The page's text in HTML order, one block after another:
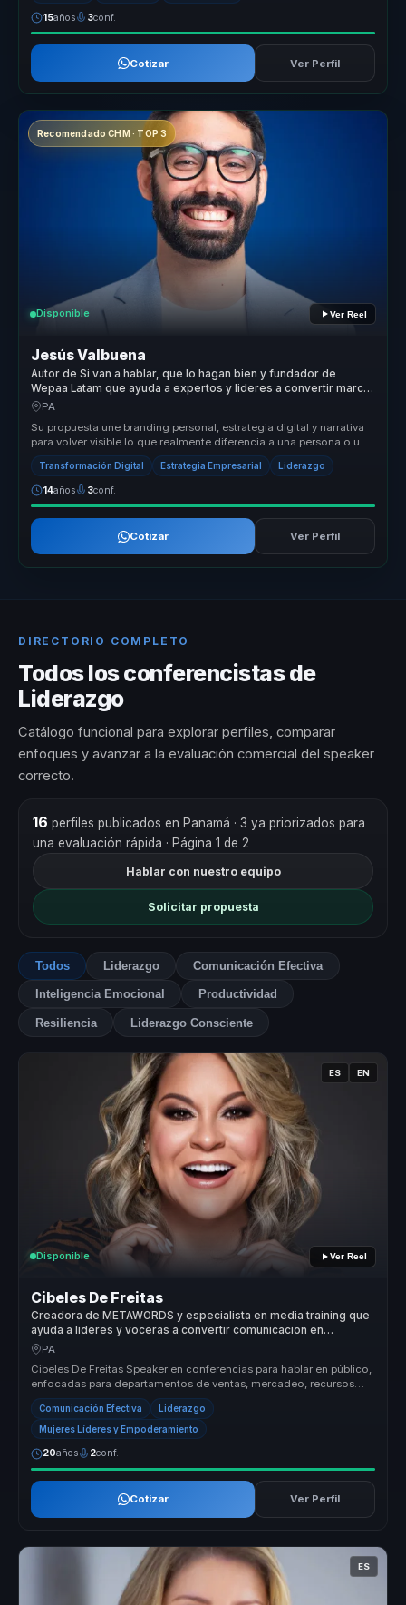
15años 3conf.
Cotizar Ver Perfil
Recomendado CHM · TOP 3
Disponible Ver Reel
Jesús Valbuena
Autor de Si van a hablar, que lo hagan bien y fundador de
Wepaa Latam que ayuda a expertos y lideres a convertir marca
personal en posicionamiento y ventas.
PA
Su propuesta une branding personal, estrategia digital y narrativa
para volver visible lo que realmente diferencia a una persona o una
ma...
Transformación Digital Estrategia Empresarial Liderazgo
14años 3conf.
Cotizar Ver Perfil
DIRECTORIO COMPLETO
Todos los conferencistas de
Liderazgo
Catálogo funcional para explorar perfiles, comparar
enfoques y avanzar a la evaluación comercial del speaker
correcto.
16 perfiles publicados en Panamá · 3 ya priorizados para
una evaluación rápida · Página 1 de 2
Hablar con nuestro equipo
Solicitar propuesta
Todos Liderazgo Comunicación Efectiva
Inteligencia Emocional Productividad
Resiliencia Liderazgo Consciente
ES EN
Disponible Ver Reel
Cibeles De Freitas
Creadora de METAWORDS y especialista en media training que
ayuda a lideres y voceras a convertir comunicacion en
influencia, autoridad y visibilidad.
PA
Cibeles De Freitas Speaker en conferencias para hablar en público,
enfocadas para departamentos de ventas, mercadeo, recursos
humanos, at...
Comunicación Efectiva Liderazgo
Mujeres Líderes y Empoderamiento
20años 2conf.
Cotizar Ver Perfil
ES